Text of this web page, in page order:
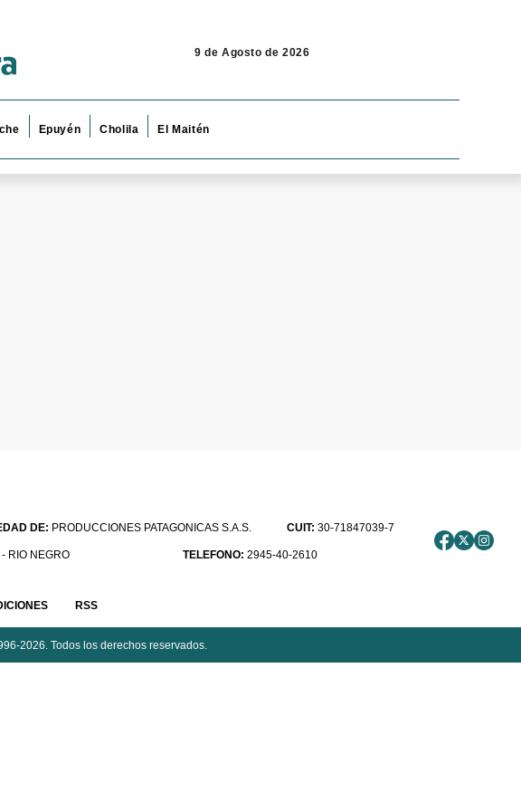
9 de Agosto de 2026
Epuyén Cholila El Maitén
DE: PRODUCCIONES PATAGONICAS S.A.S. CUIT: 30-71847039-7
RIO NEGRO TELEFONO: 2945-40-2610
RSS
2026. Todos los derechos reservados.